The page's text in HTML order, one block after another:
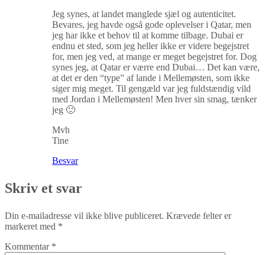
Jeg synes, at landet manglede sjæl og autenticitet.
Bevares, jeg havde også gode oplevelser i Qatar, men
jeg har ikke et behov til at komme tilbage. Dubai er
endnu et sted, som jeg heller ikke er videre begejstret
for, men jeg ved, at mange er meget begejstret for. Dog
synes jeg, at Qatar er værre end Dubai… Det kan være,
at det er den “type” af lande i Mellemøsten, som ikke
siger mig meget. Til gengæld var jeg fuldstændig vild
med Jordan i Mellemøsten! Men hver sin smag, tænker
jeg 🙂
Mvh
Tine
Besvar
Skriv et svar
Din e-mailadresse vil ikke blive publiceret. Krævede felter er
markeret med *
Kommentar *